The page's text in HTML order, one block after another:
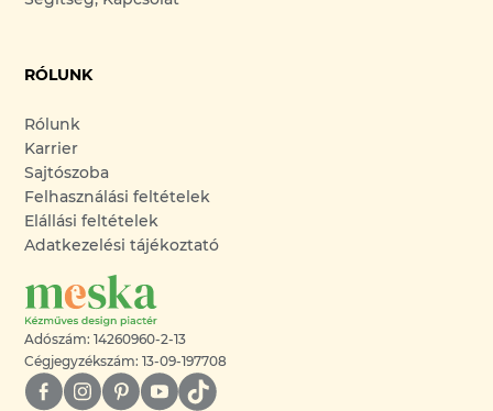
RÓLUNK
Rólunk
Karrier
Sajtószoba
Felhasználási feltételek
Elállási feltételek
Adatkezelési tájékoztató
Adószám: 14260960-2-13
Cégjegyzékszám: 13-09-197708